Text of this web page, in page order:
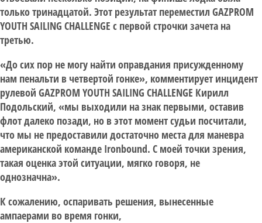
только тринадцатой. Этот результат переместил GAZPROM
YOUTH SAILING CHALLENGE с первой строчки зачета на
третью.
«До сих пор не могу найти оправдания присужденному
нам пенальти в четвертой гонке», комментирует инцидент
рулевой GAZPROM YOUTH SAILING CHALLENGE Кирилл
Подольский, «мы выходили на знак первыми, оставив
флот далеко позади, но в этот момент судьи посчитали,
что мы не предоставили достаточно места для маневра
американской команде Ironbound. С моей точки зрения,
такая оценка этой ситуации, мягко говоря, не
однозначна».
К сожалению, оспаривать решения, вынесенные
ампаерами во время гонки,